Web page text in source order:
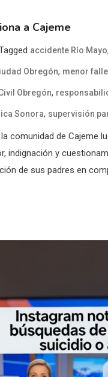
a Cajeme
accidente Río Mayo,
Obregón, menor
Obregón,
Sonora, supervisión
comunidad de Cajeme
indignación y
de sus padres en